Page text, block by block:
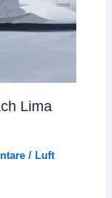
Lima
/ Luft